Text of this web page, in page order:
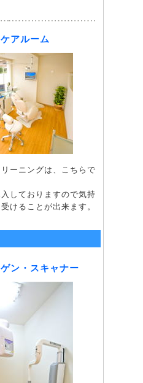
アルーム
ーニングは、こちらで
しておりますので気持
けることが出来ます。
ン・スキャナー